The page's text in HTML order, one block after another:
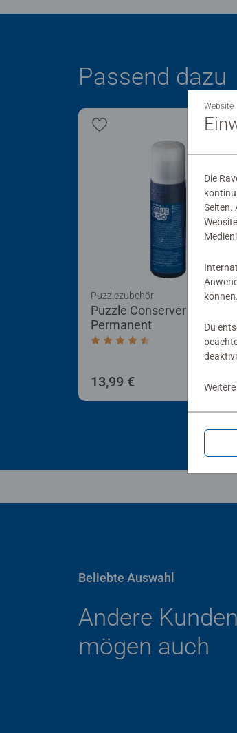
Passend dazu
Puzzle Conserver
Permanent
Durchschnittliche
Puzzlezubehör
13,99 €
Beliebte Auswahl
Andere Kunden
mögen auch
Website
Die
Seiten.
können.
Du